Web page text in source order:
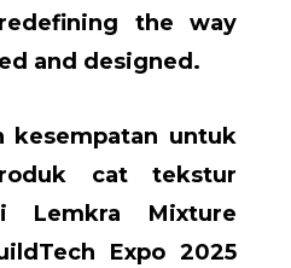
the way
and designed.
kesempatan untuk
cat tekstur
Mixture
Expo 2025